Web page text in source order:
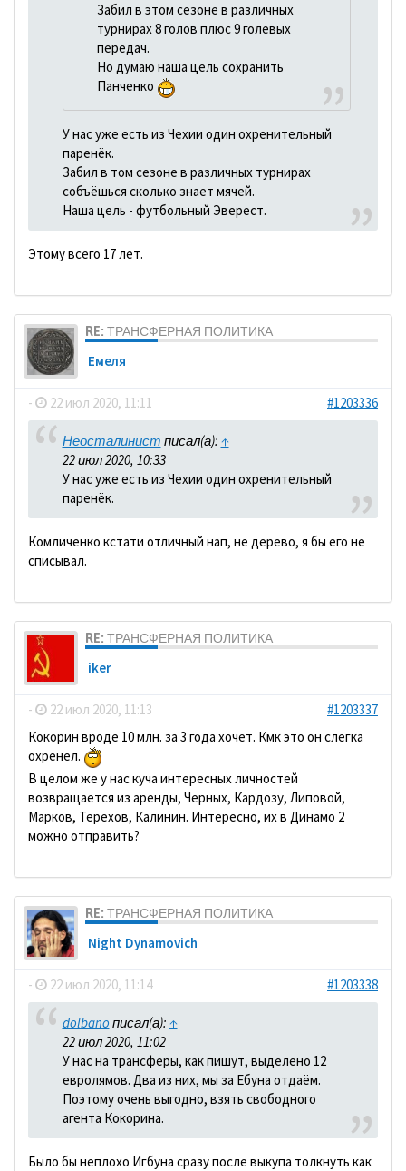
Забил в этом сезоне в различных
турнирах 8 голов плюс 9 голевых
передач.
Но думаю наша цель сохранить
Панченко
У нас уже есть из Чехии один охренительный
паренёк.
Забил в том сезоне в различных турнирах
собъёшься сколько знает мячей.
Наша цель - футбольный Эверест.
Этому всего 17 лет.
RE: ТРАНСФЕРНАЯ ПОЛИТИКА
Емеля
- 22 июл 2020, 11:11 #1203336
Неосталинист писал(а): ↑
22 июл 2020, 10:33
У нас уже есть из Чехии один охренительный
паренёк.
Комличенко кстати отличный нап, не дерево, я бы его не
списывал.
RE: ТРАНСФЕРНАЯ ПОЛИТИКА
iker
- 22 июл 2020, 11:13
#1203337
Кокорин вроде 10 млн. за 3 года хочет. Кмк это он слегка
охренел.
В целом же у нас куча интересных личностей
возвращается из аренды, Черных, Кардозу, Липовой,
Марков, Терехов, Калинин. Интересно, их в Динамо 2
можно отправить?
RE: ТРАНСФЕРНАЯ ПОЛИТИКА
Night Dynamovich
- 22 июл 2020, 11:14 #1203338
dolbano писал(а): ↑
22 июл 2020, 11:02
У нас на трансферы, как пишут, выделено 12
евролямов. Два из них, мы за Ебуна отдаём.
Поэтому очень выгодно, взять свободного
агента Кокорина.
Было бы неплохо Игбуна сразу после выкупа толкнуть как